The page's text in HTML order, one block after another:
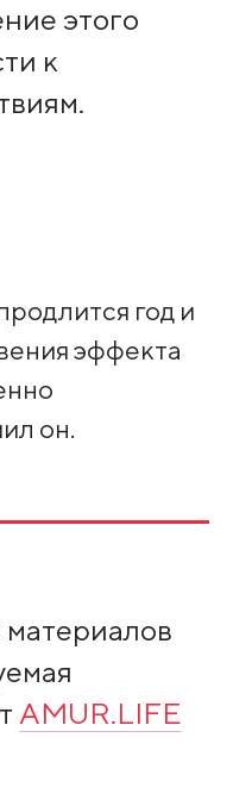
этого
к
год и
эффекта
он.
AMUR.LIFE